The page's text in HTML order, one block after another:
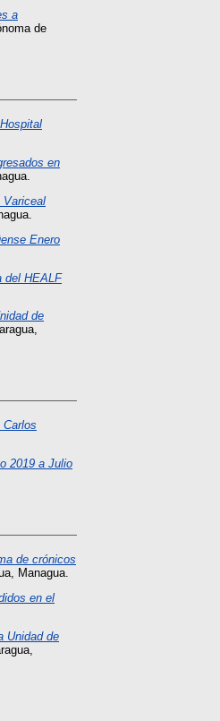
a
de
en
Variceal
Enero
del HEALF
de
2019 a Julio
de crónicos
Managua.
en el
Unidad de